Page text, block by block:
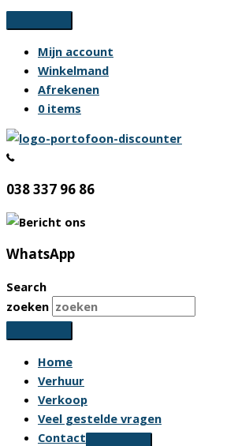
Ga
naar
inhoud
Mijn account
Winkelmand
Afrekenen
0 items
038 337 96 86
WhatsApp
Search
zoeken
Home
Verhuur
Verkoop
Veel gestelde vragen
Contact